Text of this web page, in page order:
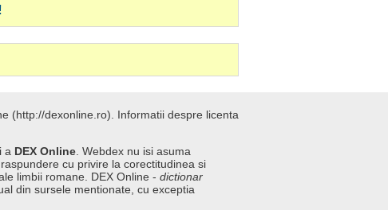
(http://dexonline.ro). Informatii despre licenta
a DEX Online . Webdex nu isi asuma
cu privire la corectitudinea si
limbii romane. DEX Online - dictionar
din sursele mentionate, cu exceptia